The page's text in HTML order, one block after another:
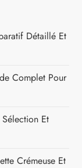
Détaillé Et
Complet Pour
Et
Crémeuse Et